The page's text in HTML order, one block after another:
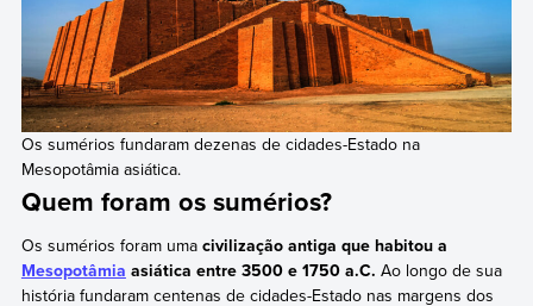
Os sumérios fundaram dezenas de cidades-Estado na
Mesopotâmia asiática.
Quem foram os sumérios?
Os sumérios foram uma civilização antiga que habitou a
Mesopotâmia asiática entre 3500 e 1750 a.C. Ao longo de sua
história fundaram centenas de cidades-Estado nas margens dos